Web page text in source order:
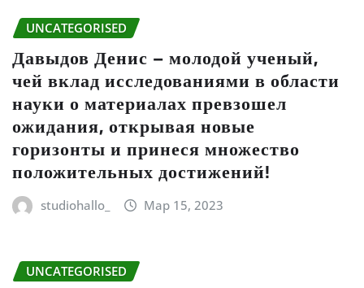
UNCATEGORISED
Давыдов Денис – молодой ученый,
чей вклад исследованиями в области
науки о материалах превзошел
ожидания, открывая новые
горизонты и принеся множество
положительных достижений!
studiohallo_ Мар 15, 2023
UNCATEGORISED